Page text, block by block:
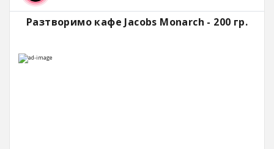
Разтворимо кафе Jacobs Monarch - 200 гр.